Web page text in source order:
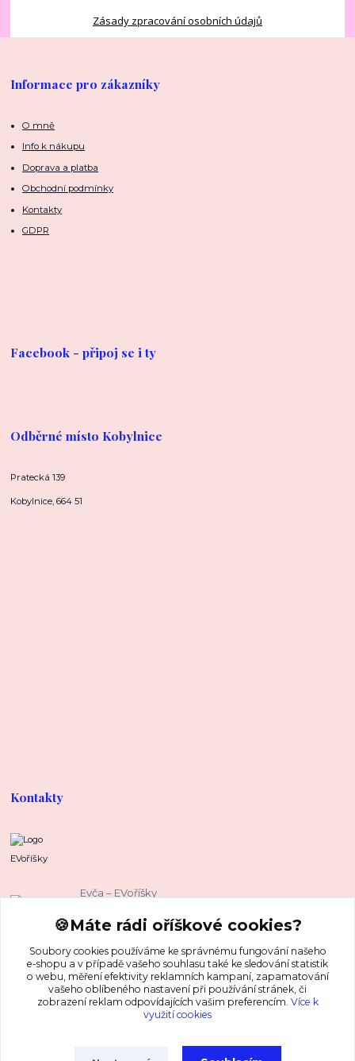
Zásady zpracování osobních údajů
Informace pro zákazníky
O mně
Info k nákupu
Doprava a platba
Obchodní podmínky
Kontakty
GDPR
Facebook - připoj se i ty
Odběrné místo Kobylnice
Pratecká 139
Kobylnice, 664 51
Kontakty
EVoříšky
Evča – EVoříšky
(Po-Pá, 8-16 hod.)
evca@evorisky.cz
🍪Máte rádi oříškové cookies?
Soubory cookies používáme ke správnému fungování našeho
e-shopu a v případě vašeho souhlasu také ke sledování statistik
o webu, měření efektivity reklamních kampaní, zapamatování
vašeho oblíbeného nastavení při používání stránek, či
zobrazení reklam odpovídajících vašim preferencím. Více k
využití cookies